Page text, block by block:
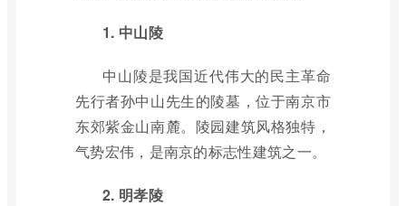
1. 中山陵
中山陵是我国近代伟大的民主革命
先行者孙中山先生的陵墓，位于南京市
东郊紫金山南麓。陵园建筑风格独特，
气势宏伟，是南京的标志性建筑之一。
2. 明孝陵